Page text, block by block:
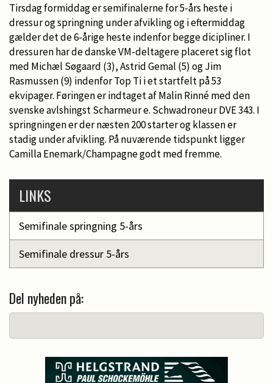
Tirsdag formiddag er semifinalerne for 5-års heste i
dressur og springning under afvikling og i eftermiddag
gælder det de 6-årige heste indenfor begge dicipliner. I
dressuren har de danske VM-deltagere placeret sig flot
med Michæl Søgaard (3), Astrid Gemal (5) og Jim
Rasmussen (9) indenfor Top Ti i et startfelt på 53
ekvipager. Føringen er indtaget af Malin Rinné med den
svenske avlshingst Scharmeur e. Schwadroneur DVE 343. I
springningen er der næsten 200 starter og klassen er
stadig under afvikling. På nuværende tidspunkt ligger
Camilla Enemark/Champagne godt med fremme.
LINKS
Semifinale springning 5-års
Semifinale dressur 5-års
Del nyheden på: